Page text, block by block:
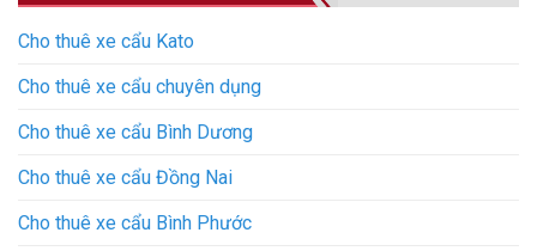
Cho thuê xe cẩu Kato
Cho thuê xe cẩu chuyên dụng
Cho thuê xe cẩu Bình Dương
Cho thuê xe cẩu Đồng Nai
Cho thuê xe cẩu Bình Phước